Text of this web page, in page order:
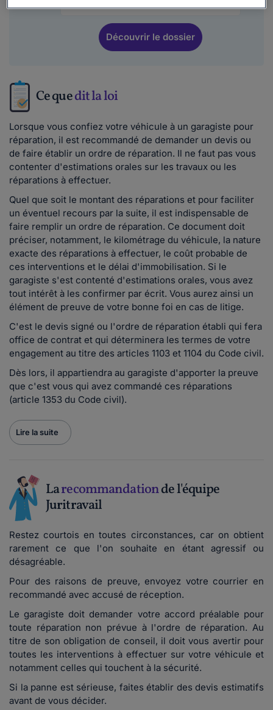
Découvrirle dossier
Ce quedit la loi
Lorsque vous confiez votre véhicule à un garagiste pour
réparation, il est recommandé de demander un devis ou
de faire établir un ordre de réparation. Il ne faut pas vous
contenter d'estimations orales sur les travaux ou les
réparations à effectuer.
Quel que soit le montant des réparations et pour faciliter
un éventuel recours par la suite, il est indispensable de
faire remplir un ordre de réparation. Ce document doit
préciser, notamment, le kilométrage du véhicule, la nature
exacte des réparations à effectuer, le coût probable de
ces interventions et le délai d'immobilisation. Si le
garagiste s'est contenté d'estimations orales, vous avez
tout intérêt à les confirmer par écrit. Vous aurez ainsi un
élément de preuve de votre bonne foi en cas de litige.
C'est le devis signé ou l'ordre de réparation établi qui fera
office de contrat et qui déterminera les termes de votre
engagement au titre des articles 1103 et 1104 du Code civil.
Dès lors, il appartiendra au garagiste d'apporter la preuve
que c'est vous qui avez commandé ces réparations
(article 1353 du Code civil).
Lire la suite
Larecommandationde l'équipe
Juritravail
Restez courtois en toutes circonstances, car on obtient
rarement ce que l'on souhaite en étant agressif ou
désagréable.
Pour des raisons de preuve, envoyez votre courrier en
recommandé avec accusé de réception.
Le garagiste doit demander votre accord préalable pour
toute réparation non prévue à l'ordre de réparation. Au
titre de son obligation de conseil, il doit vous avertir pour
toutes les interventions à effectuer sur votre véhicule et
notamment celles qui touchent à la sécurité.
Si la panne est sérieuse, faites établir des devis estimatifs
avant de vous décider.